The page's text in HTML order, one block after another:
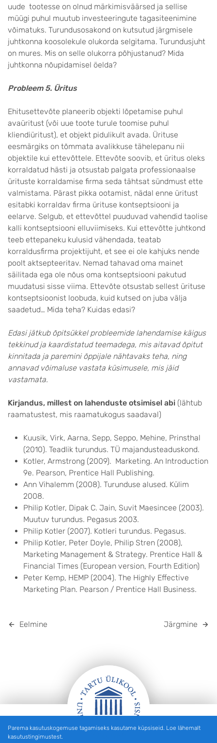
uude tootesse on olnud märkimisväärsed ja sellise
müügi puhul muutub investeeringute tagasiteenimine
võimatuks. Turundusosakond on kutsutud järgmisele
juhtkonna koosolekule olukorda selgitama. Turundusjuht
on mures. Mis on selle olukorra põhjustanud? Mida
juhtkonna nõupidamisel öelda?
Probleem 5. Üritus
Ehitusettevõte planeerib objekti lõpetamise puhul
avaüritust (või uue toote turule toomise puhul
kliendiüritust), et objekt pidulikult avada. Ürituse
eesmärgiks on tõmmata avalikkuse tähelepanu nii
objektile kui ettevõttele. Ettevõte soovib, et üritus oleks
korraldatud hästi ja otsustab palgata professionaalse
ürituste korraldamise firma seda tähtsat sündmust ette
valmistama. Pärast pikka ootamist, nädal enne üritust
esitabki korraldav firma ürituse kontseptsiooni ja
eelarve. Selgub, et ettevõttel puuduvad vahendid taolise
kalli kontseptsiooni elluviimiseks. Kui ettevõtte juhtkond
teeb ettepaneku kulusid vähendada, teatab
korraldusfirma projektijuht, et see ei ole kahjuks nende
poolt aktsepteeritav. Nemad tahavad oma mainet
säilitada ega ole nõus oma kontseptsiooni pakutud
muudatusi sisse viima. Ettevõte otsustab sellest ürituse
kontseptsioonist loobuda, kuid kutsed on juba välja
saadetud… Mida teha? Kuidas edasi?
Edasi jätkub õpitsükkel probleemide lahendamise käigus
tekkinud ja kaardistatud teemadega, mis aitavad õpitut
kinnitada ja paremini õppijale nähtavaks teha, ning
annavad võimaluse vastata küsimusele, mis jäid
vastamata.
Kirjandus, millest on lahenduste otsimisel abi (lähtub
raamatustest, mis raamatukogus saadaval)
Kuusik, Virk, Aarna, Sepp, Seppo, Mehine, Prinsthal
(2010). Teadlik turundus. TÜ majandusteaduskond.
Kotler, Armstrong (2009). Marketing. An Introduction
9e. Pearson, Prentice Hall Publishing.
Ann Vihalemm (2008). Turunduse alused. Külim
2008.
Philip Kotler, Dipak C. Jain, Suvit Maesincee (2003).
Muutuv turundus. Pegasus 2003.
Philip Kotler (2007). Kotleri turundus. Pegasus.
Philip Kotler, Peter Doyle, Philip Stren (2008),
Marketing Management & Strategy. Prentice Hall &
Financial Times (European version, Fourth Edition)
Peter Kemp, HEMP (2004). The Highly Effective
Marketing Plan. Pearson / Prentice Hall Business.
Eelmine Järgmine
Jalus
Parema kasutuskogemuse tagamiseks kasutame küpsiseid. Loe lähemalt
kasutustingimustest.